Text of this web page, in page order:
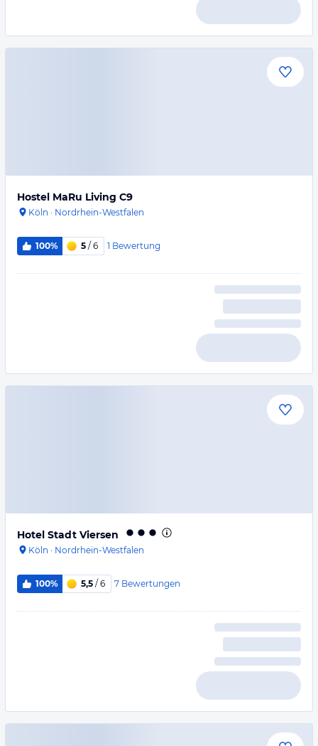
Hostel MaRu Living C9
Köln · Nordrhein-Westfalen
100% 5 / 6 1 Bewertung
Hotel Stadt Viersen
Köln · Nordrhein-Westfalen
100% 5,5 / 6 7 Bewertungen